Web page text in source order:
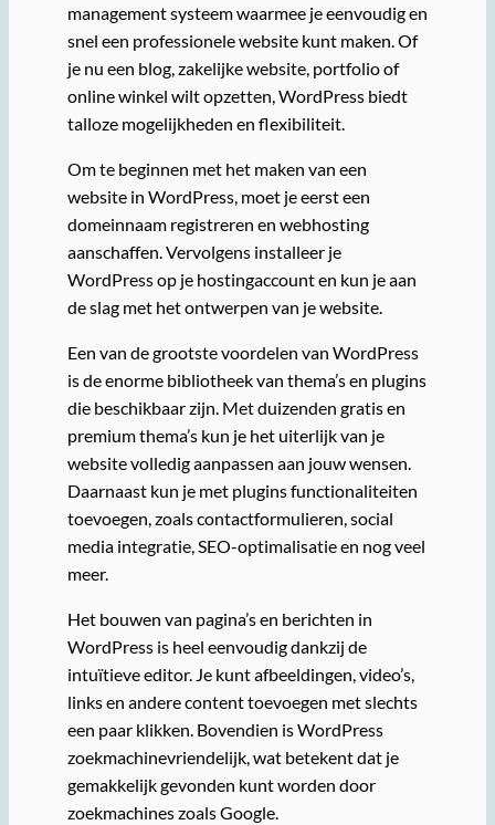
management systeem waarmee je eenvoudig en
snel een professionele website kunt maken. Of
je nu een blog, zakelijke website, portfolio of
online winkel wilt opzetten, WordPress biedt
talloze mogelijkheden en flexibiliteit.
Om te beginnen met het maken van een
website in WordPress, moet je eerst een
domeinnaam registreren en webhosting
aanschaffen. Vervolgens installeer je
WordPress op je hostingaccount en kun je aan
de slag met het ontwerpen van je website.
Een van de grootste voordelen van WordPress
is de enorme bibliotheek van thema’s en plugins
die beschikbaar zijn. Met duizenden gratis en
premium thema’s kun je het uiterlijk van je
website volledig aanpassen aan jouw wensen.
Daarnaast kun je met plugins functionaliteiten
toevoegen, zoals contactformulieren, social
media integratie, SEO-optimalisatie en nog veel
meer.
Het bouwen van pagina’s en berichten in
WordPress is heel eenvoudig dankzij de
intuïtieve editor. Je kunt afbeeldingen, video’s,
links en andere content toevoegen met slechts
een paar klikken. Bovendien is WordPress
zoekmachinevriendelijk, wat betekent dat je
gemakkelijk gevonden kunt worden door
zoekmachines zoals Google.